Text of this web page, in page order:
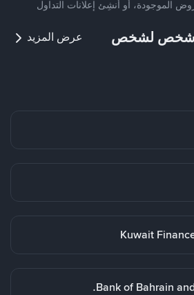
الموجودة، أو أنشِئ إعلانات التداول
شخص لشخص عرض المزيد
Kuwait
Bank of Bahrain